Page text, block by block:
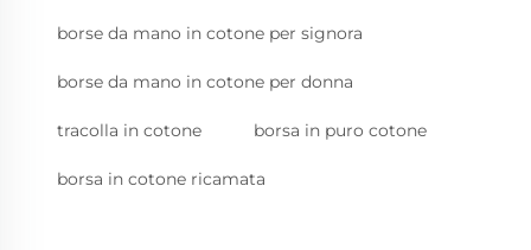
borse da mano in cotone per signora
borse da mano in cotone per donna
tracolla in cotone borsa in puro cotone
borsa in cotone ricamata